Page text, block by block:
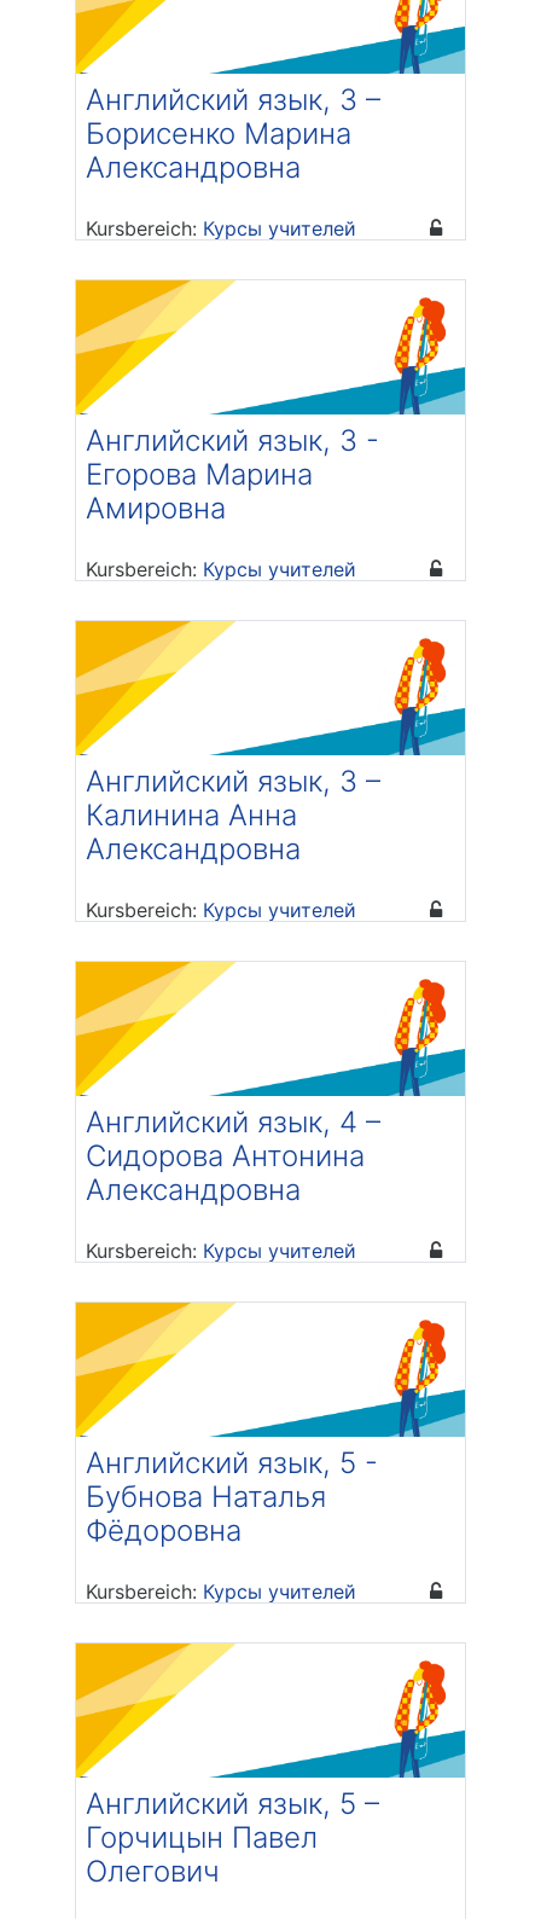
Английский язык, 3 –
Борисенко Марина
Александровна
Kursbereich: Курсы учителей
Борисенко
Английский язык, 3 -
Егорова Марина
Амировна
Kursbereich: Курсы учителей
Егорова
Английский язык, 3 –
Калинина Анна
Александровна
Kursbereich: Курсы учителей
Калинина
Английский язык, 4 –
Сидорова Антонина
Александровна
Kursbereich: Курсы учителей
Александровна Сидорова
Английский язык, 5 -
Бубнова Наталья
Фёдоровна
Kursbereich: Курсы учителей
Бубнова
Английский язык, 5 –
Горчицын Павел
Олегович